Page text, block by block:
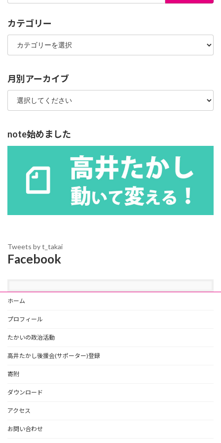
カテゴリー
カ
ゴ
ー
月別アーカイブ
note始めました
Tweets by t_takai
Facebook
ホーム
プロフィール
たかいの政治活動
高井たかし後援会(サポーター)登録
寄附
ダウンロード
アクセス
お問い合わせ